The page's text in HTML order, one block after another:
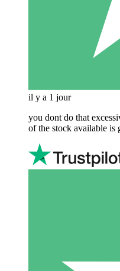
il y a 1 jour
you dont do that
of the stock available is